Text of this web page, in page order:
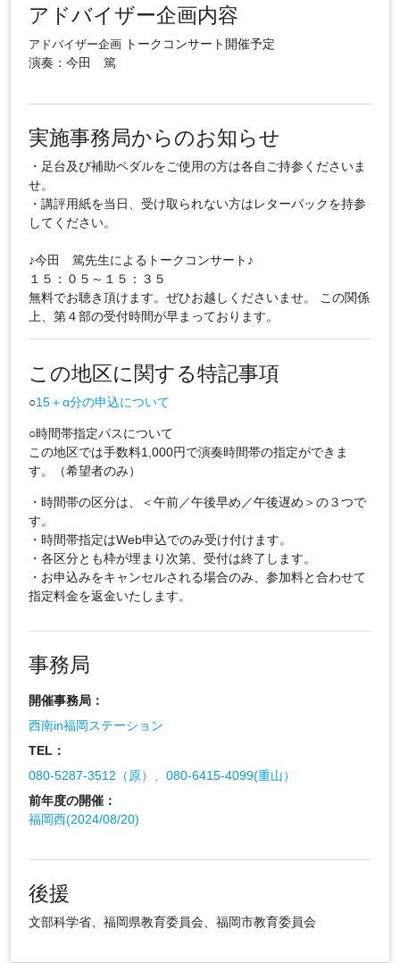
アドバイザー企画内容
アドバイザー企画トークコンサート開催予定
演奏：今田 篤
実施事務局からのお知らせ
・足台及び補助ペダルをご使用の方は各自ご持参くださいま
せ。
・講評用紙を当日、受け取られない方はレターパックを持参
してください。
♪今田 篤先生によるトークコンサート♪
１５：０５～１５：３５
無料でお聴き頂けます。ぜひお越しくださいませ。 この関係
上、第４部の受付時間が早まっております。
この地区に関する特記事項
○15＋α分の申込について
○時間帯指定パスについて
この地区では手数料1,000円で演奏時間帯の指定ができま
す。（希望者のみ）
・時間帯の区分は、＜午前／午後早め／午後遅め＞の３つで
す。
・時間帯指定はWeb申込でのみ受け付けます。
・各区分とも枠が埋まり次第、受付は終了します。
・お申込みをキャンセルされる場合のみ、参加料と合わせて
指定料金を返金いたします。
事務局
開催事務局：
西南in福岡ステーション
TEL：
080-5287-3512（原）、080-6415-4099(重山）
前年度の開催：
福岡西(2024/08/20)
後援
文部科学省、福岡県教育委員会、福岡市教育委員会